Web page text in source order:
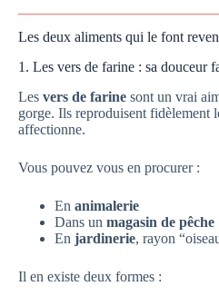
Les deux aliments qui le font
1. Les vers de farine : sa douceur
Les vers de farine sont un vrai
gorge. Ils reproduisent fidèlement
affectionne.
Vous pouvez vous en procurer :
En animalerie
Dans un magasin de pêche
En jardinerie, rayon
Il en existe deux formes :